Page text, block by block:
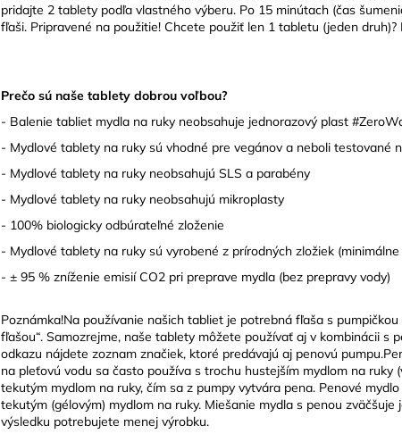
pridajte 2 tablety podľa vlastného výberu. Po 15 minútach (čas
fľaši. Pripravené na použitie! Chcete použiť len 1 tabletu (jeden
Prečo sú naše tablety dobrou voľbou?
- Balenie tabliet mydla na ruky neobsahuje jednorazový plast
- Mydlové tablety na ruky sú vhodné pre vegánov a neboli testované
- Mydlové tablety na ruky neobsahujú SLS a parabény
- Mydlové tablety na ruky neobsahujú mikroplasty
- 100% biologicky odbúrateľné zloženie
- Mydlové tablety na ruky sú vyrobené z prírodných zložiek (minimálne
- ± 95 % zníženie emisií CO2 pri preprave mydla (bez prepravy vody)
Poznámka!Na používanie našich tabliet je potrebná fľaša s
fľašou“. Samozrejme, naše tablety môžete používať aj v kombinácii s
odkazu nájdete zoznam značiek, ktoré predávajú aj penovú
na pleťovú vodu sa často používa s trochu hustejším mydlom na ruky
tekutým mydlom na ruky, čím sa z pumpy vytvára pena. Penové
tekutým (gélovým) mydlom na ruky. Miešanie mydla s penou
výsledku potrebujete menej výrobku.